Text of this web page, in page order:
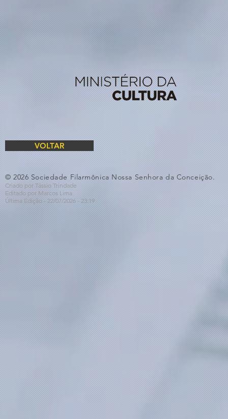
VOLTAR
© 2026 Sociedade Filarmônica Nossa Senhora da Conceição.
Criado por Tássio Trindade
Editado por Marcos Lima
Última Edição - 22/07/2026- 23:19